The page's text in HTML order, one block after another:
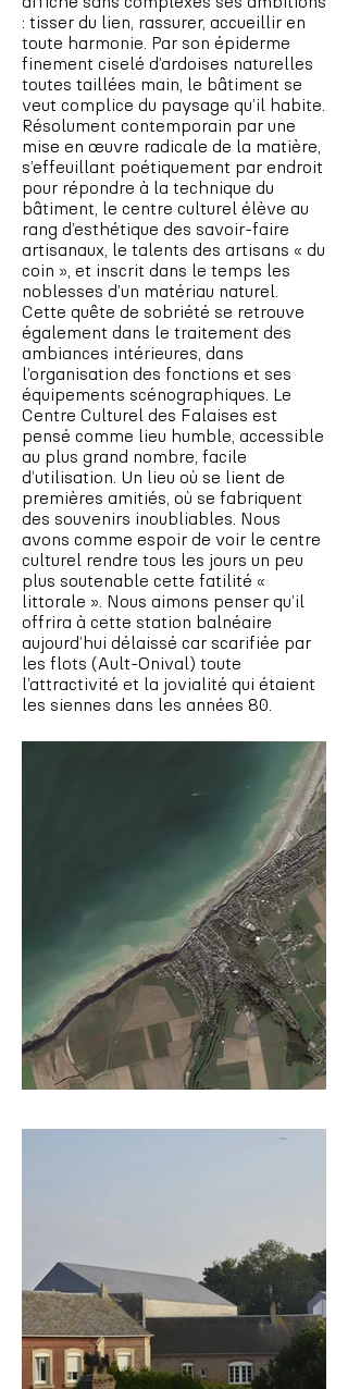
: tisser du lien, rassurer, accueillir en
toute harmonie. Par son épiderme
finement ciselé d’ardoises naturelles
toutes taillées main, le bâtiment se
veut complice du paysage qu’il habite.
Résolument contemporain par une
mise en œuvre radicale de la matière,
s’effeuillant poétiquement par endroit
pour répondre à la technique du
bâtiment, le centre culturel élève au
rang d’esthétique des savoir-faire
artisanaux, le talents des artisans « du
coin », et inscrit dans le temps les
noblesses d’un matériau naturel.
Cette quête de sobriété se retrouve
également dans le traitement des
ambiances intérieures, dans
l’organisation des fonctions et ses
équipements scénographiques. Le
Centre Culturel des Falaises est
pensé comme lieu humble, accessible
au plus grand nombre, facile
d’utilisation. Un lieu où se lient de
premières amitiés, où se fabriquent
des souvenirs inoubliables. Nous
avons comme espoir de voir le centre
culturel rendre tous les jours un peu
plus soutenable cette fatilité «
littorale ». Nous aimons penser qu’il
offrira à cette station balnéaire
aujourd’hui délaissé car scarifiée par
les flots (Ault-Onival) toute
l’attractivité et la jovialité qui étaient
les siennes dans les années 80.